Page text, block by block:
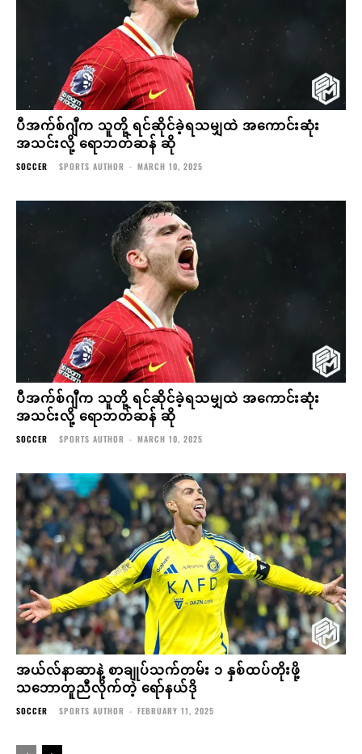
ပီအက်စ်ဂျီက သူတို့ ရင်ဆိုင်ခဲ့ရသမျှထဲ အကောင်းဆုံး
အသင်းလို့ ရောဘတ်ဆန် ဆို
SOCCER SPORTS AUTHOR - MARCH 10, 2025
ပီအက်စ်ဂျီက သူတို့ ရင်ဆိုင်ခဲ့ရသမျှထဲ အကောင်းဆုံး
အသင်းလို့ ရောဘတ်ဆန် ဆို
SOCCER SPORTS AUTHOR - MARCH 10, 2025
အယ်လ်နာဆာနဲ့ စာချုပ်သက်တမ်း ၁ နှစ်ထပ်တိုးဖို့
သဘောတူညီလိုက်တဲ့ ရော်နယ်ဒို
SOCCER SPORTS AUTHOR - FEBRUARY 11, 2025